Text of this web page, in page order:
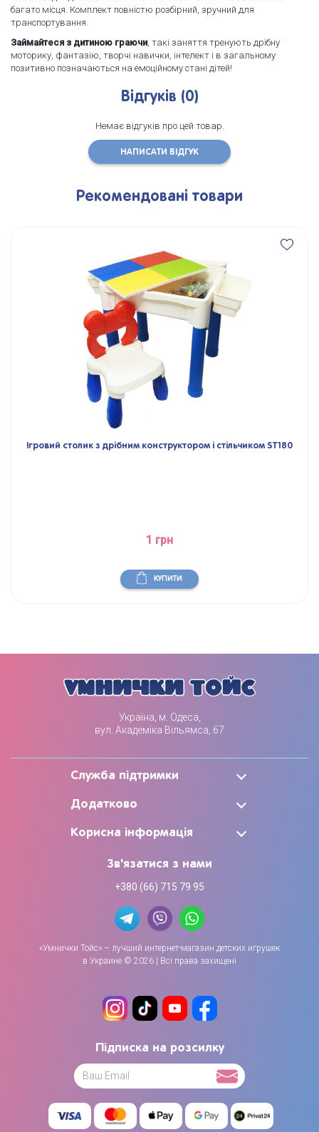
багато місця. Комплект повністю розбірний, зручний для
транспортування.
Займайтеся з дитиною граючи, такі заняття тренують дрібну
моторику, фантазію, творчі навички, інтелект і в загальному
позитивно позначаються на емоційному стані дітей!
Відгуків (0)
Немає відгуків про цей товар.
НАПИСАТИ ВІДГУК
Рекомендовані товари
Ігровий столик з дрібним конструктором і стільчиком ST180
1 грн
КУПИТИ
Україна, м. Одеса,
вул. Академіка Вільямса, 67
Служба підтримки
Додатково
Корисна інформація
Зв'язатися з нами
+380 (66) 715 79 95
«Умнички Тойс» – лучший интернет-магазин детских игрушек
в Украине © 2026 | Всі права захищені
Підписка на розсилку